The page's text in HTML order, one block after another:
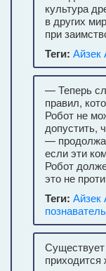
культура
в других
при
Теги: Айзек
— Теперь
правил,
Робот не
допустить,
—
если эти
Робот
это не
Теги: Айзек
Существует
приходится